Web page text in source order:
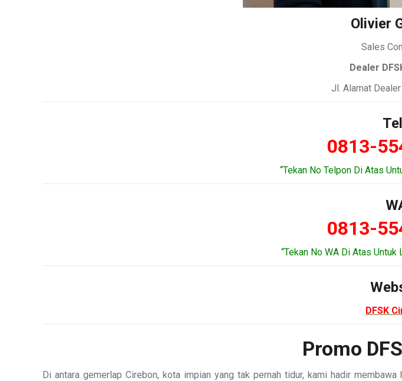
Olivier
Sales
Dealer
Jl. Alamat
0813-
“Tekan No Telpon Di Atas
0813-
“Tekan No WA Di Atas Untuk
DFSK
Promo
Di antara gemerlap Cirebon, kota impian yang tak pernah tidur, kami hadir